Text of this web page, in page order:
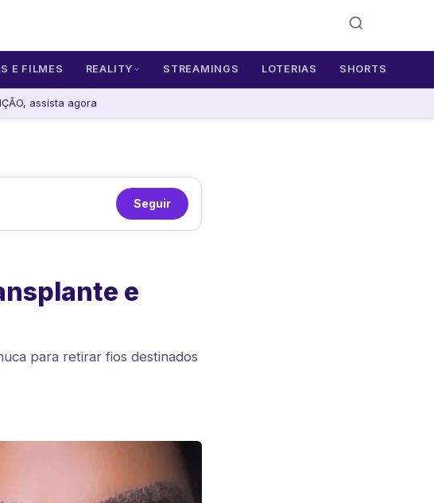
E FILMES REALITY STREAMINGS LOTERIAS SHORTS
assista agora
Seguir
e
para retirar fios destinados